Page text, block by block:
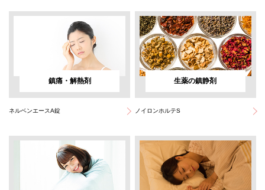
鎮痛・解熱剤
ネルベンエースA錠
生薬の鎮静剤
ノイロンホルテS